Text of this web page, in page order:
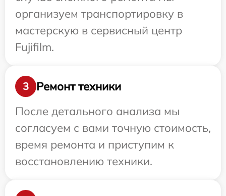
организуем транспортировку в
мастерскую в сервисный центр
Fujifilm.
3
Ремонт техники
После детального анализа мы
согласуем с вами точную стоимость,
время ремонта и приступим к
восстановлению техники.